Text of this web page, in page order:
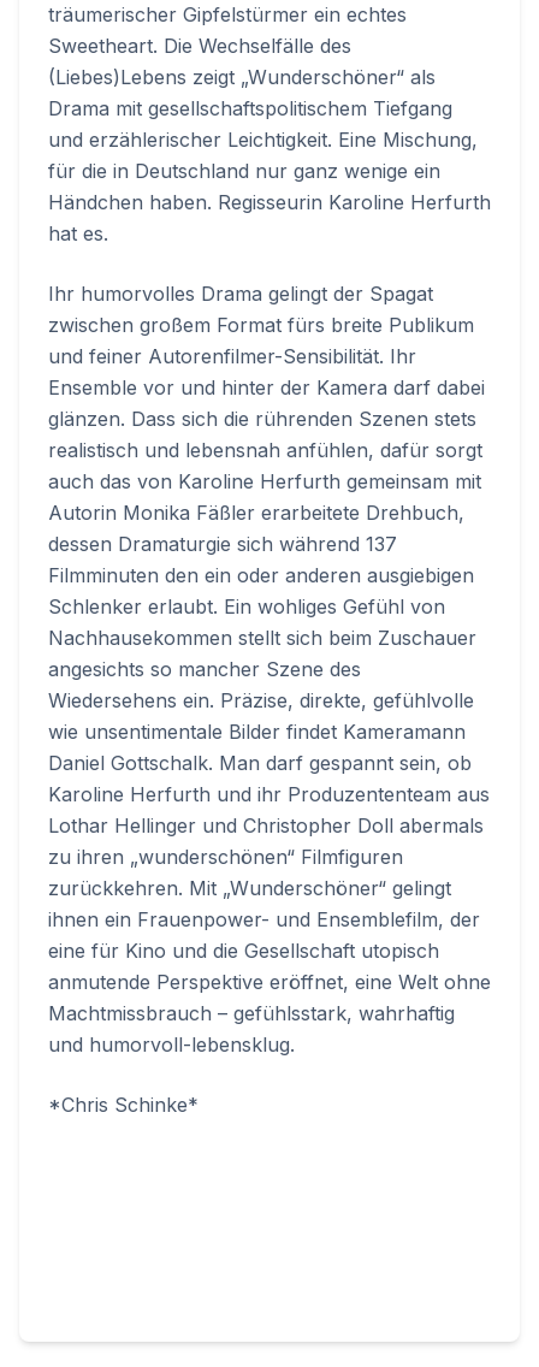
träumerischer Gipfelstürmer ein echtes
Sweetheart. Die Wechselfälle des
(Liebes)Lebens zeigt „Wunderschöner“ als
Drama mit gesellschaftspolitischem Tiefgang
und erzählerischer Leichtigkeit. Eine Mischung,
für die in Deutschland nur ganz wenige ein
Händchen haben. Regisseurin Karoline Herfurth
hat es.
Ihr humorvolles Drama gelingt der Spagat
zwischen großem Format fürs breite Publikum
und feiner Autorenfilmer-Sensibilität. Ihr
Ensemble vor und hinter der Kamera darf dabei
glänzen. Dass sich die rührenden Szenen stets
realistisch und lebensnah anfühlen, dafür sorgt
auch das von Karoline Herfurth gemeinsam mit
Autorin Monika Fäßler erarbeitete Drehbuch,
dessen Dramaturgie sich während 137
Filmminuten den ein oder anderen ausgiebigen
Schlenker erlaubt. Ein wohliges Gefühl von
Nachhausekommen stellt sich beim Zuschauer
angesichts so mancher Szene des
Wiedersehens ein. Präzise, direkte, gefühlvolle
wie unsentimentale Bilder findet Kameramann
Daniel Gottschalk. Man darf gespannt sein, ob
Karoline Herfurth und ihr Produzententeam aus
Lothar Hellinger und Christopher Doll abermals
zu ihren „wunderschönen“ Filmfiguren
zurückkehren. Mit „Wunderschöner“ gelingt
ihnen ein Frauenpower- und Ensemblefilm, der
eine für Kino und die Gesellschaft utopisch
anmutende Perspektive eröffnet, eine Welt ohne
Machtmissbrauch – gefühlsstark, wahrhaftig
und humorvoll-lebensklug.
*Chris Schinke*